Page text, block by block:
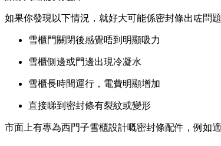
如果你發現以下情況，就好大可能係密封條出咗問題
雪櫃門關閉後感覺唔到明顯吸力
雪櫃側邊或門邊出現冷凝水
雪櫃長時間運行，電費明顯增加
直接睇到密封條有裂紋或變形
市面上有專為西門子雪櫃設計嘅密封條配件，例如